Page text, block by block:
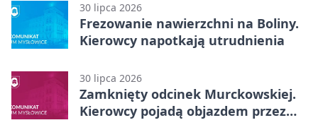
30 lipca 2026
Frezowanie nawierzchni na Boliny.
Kierowcy napotkają utrudnienia
30 lipca 2026
Zamknięty odcinek Murckowskiej.
Kierowcy pojadą objazdem przez